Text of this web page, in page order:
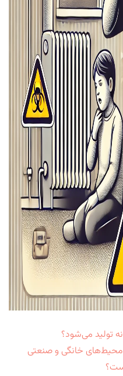
تولید می‌شود؟
محیط‌های خانگی و صنعتی